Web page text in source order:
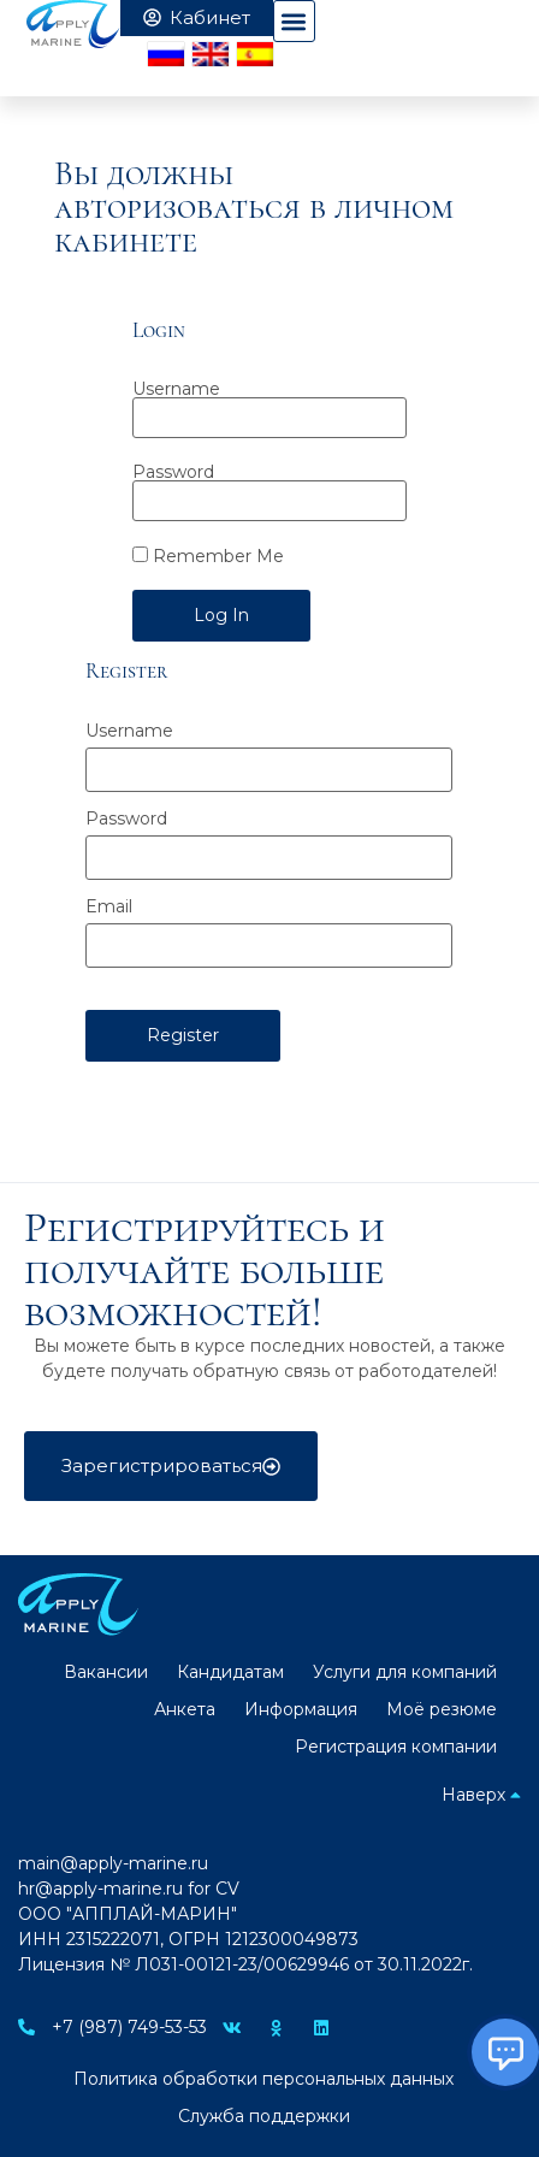
Вы должны
авторизоваться в личном
кабинете
Login
Username
Password
Remember Me
Alternative:
Register
Username
Password
Email
Регистрируйтесь и
получайте больше
возможностей!
Вы можете быть в курсе последних новостей, а также
будете получать обратную связь от работодателей!
Зарегистрироваться
Вакансии Кандидатам
Услуги для компаний
Анкета
Информация
Моё резюме
Регистрация компании
Наверх
main@apply-marine.ru
hr@apply-marine.ru for CV
ООО "АППЛАЙ-МАРИН"
ИНН 2315222071, ОГРН 1212300049873
Лицензия № Л031-00121-23/00629946 от 30.11.2022г.
+7 (987) 749-53-53
Политика обработки персональных данных
Служба поддержки